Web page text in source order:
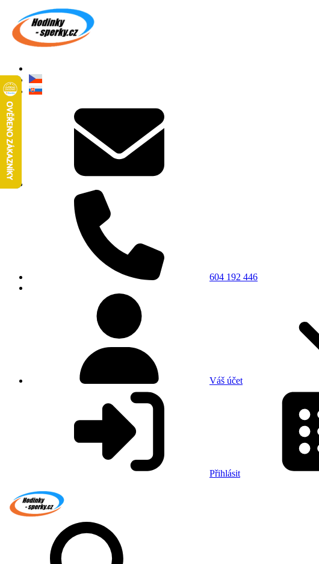
604 192 446
Váš účet
Přihlásit